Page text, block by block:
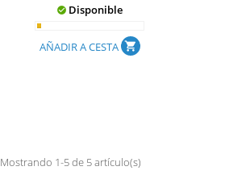
 Disponible
AÑADIR A CESTA shopping_cart
Mostrando 1-5 de 5 artículo(s)